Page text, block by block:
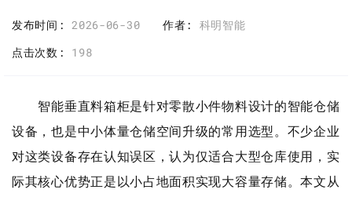
发布时间 2026-06-30 作者
科明智能
点击次数
198
智能垂直料箱柜是针对零散小件物料设计的智能仓储
设备，也是中小体量仓储空间升级的常用选型。不少企业
对这类设备存在认知误区，认为仅适合大型仓库使用，实
际其核心优势正是以小占地面积实现大容量存储。本文从